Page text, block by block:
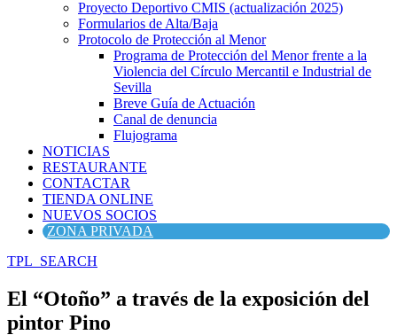
Proyecto Deportivo CMIS (actualización 2025)
Formularios de Alta/Baja
Protocolo de Protección al Menor
Programa de Protección del Menor frente a la
Violencia del Círculo Mercantil e Industrial de
Sevilla
Breve Guía de Actuación
Canal de denuncia
Flujograma
NOTICIAS
RESTAURANTE
CONTACTAR
TIENDA ONLINE
NUEVOS SOCIOS
ZONA PRIVADA
TPL_SEARCH
El “Otoño” a través de la exposición del
pintor Pino